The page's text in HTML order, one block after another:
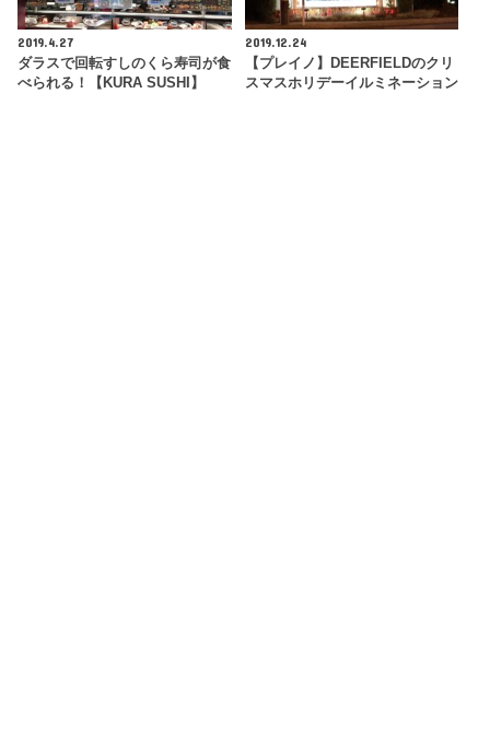
2019.4.27
ダラスで回転すしのくら寿司が食
べられる！【KURA SUSHI】
2019.12.24
【プレイノ】DEERFIELDのクリ
スマスホリデーイルミネーション